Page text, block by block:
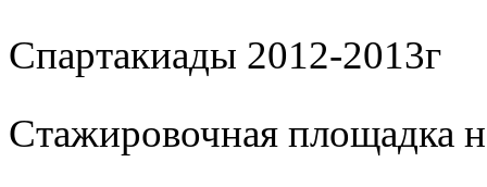
Спартакиады 2012-2013г
Стажировочная